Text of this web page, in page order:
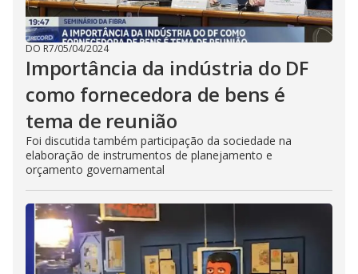
DO R7/05/04/2024
Importância da indústria do DF
como fornecedora de bens é
tema de reunião
Foi discutida também participação da sociedade na
elaboração de instrumentos de planejamento e
orçamento governamental